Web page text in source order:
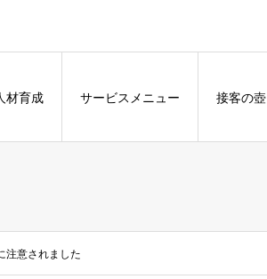
材育成 サービスメニュー 接客の壺
注意されました